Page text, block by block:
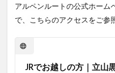
台か
ら浄
山、
室堂
アルペンルートの公式ホーム
で、こちらのアクセスをご参
JRでお越しの方｜立山